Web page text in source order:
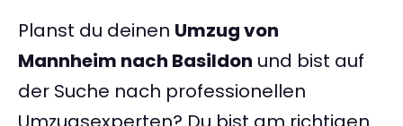
Planst du deinen Umzug von
Mannheim nach Basildon und bist auf
der Suche nach professionellen